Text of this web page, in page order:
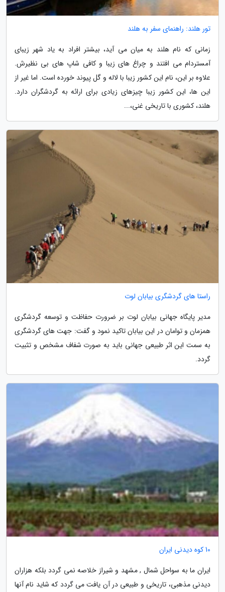
تور هلند: راهنمای سفر به هلند
زمانی که نام هلند به میان می آید، بیشتر افراد به یاد شهر زیبای
آمستردام می افتند و چراغ های زیبا و کافی شاپ های بی نظیرش.
علاوه بر این، نام این کشور زیبا با لاله و گل پیوند خورده است. اما غیر از
این ها، این کشور زیبا چیزهای زیادی برای ارائه به گردشگران دارد.
هلند، کشوری با تاریخی غنی،...
راستا های گردشگری بیابان لوت
مدیر پایگاه جهانی بیابان لوت بر ضرورت حفاظت و توسعه گردشگری
همزمان و توامان در این بیابان تاکید نمود و گفت: جهت های گردشگری
به سمت این اثر طبیعی جهانی باید به صورت شفاف مشخص و تثبیت
گردد.
10 کوه دیدنی ایران
ایران ما به سواحل شمال , مشهد و شیراز خلاصه نمی گردد بلکه هزاران
دیدنی مذهبی، تاریخی و طبیعی در آن یافت می گردد که شاید نام آنها